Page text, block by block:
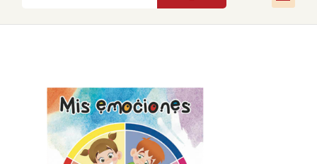
À PROPOS DE NOUS